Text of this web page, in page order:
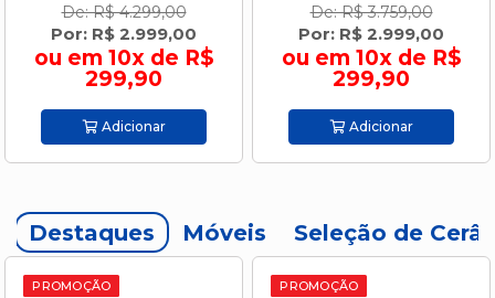
De: R$ 4.299,00
Por: R$ 2.999,00
ou em 10x de R$
299,90
Adicionar
De: R$ 3.759,00
Por: R$ 2.999,00
ou em 10x de R$
299,90
Adicionar
Destaques Móveis Seleção de
PROMOÇÃO PROMOÇÃO